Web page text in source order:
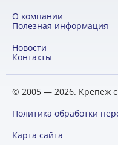
О компании
Полезная информация
Новости
Контакты
© 2005 — 2026. Крепеж
Политика обработки
Карта сайта